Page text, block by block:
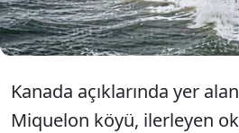
Kanada açıklarında yer
Miquelon köyü, ilerleyen